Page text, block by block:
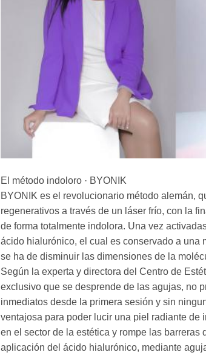
El método indoloro · BYONIK
BYONIK es el revolucionario método alemán,
regenerativos a través de un láser frío, con la
de forma totalmente indolora. Una vez
ácido hialurónico, el cual es conservado a una
se ha de disminuir las dimensiones de la
Según la experta y directora del Centro de
exclusivo que se desprende de las agujas, no
inmediatos desde la primera sesión y sin
ventajosa para poder lucir una piel radiante de
en el sector de la estética y rompe las
aplicación del ácido hialurónico, mediante